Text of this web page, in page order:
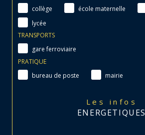
collège
école maternelle
lycée
TRANSPORTS
gare ferroviaire
PRATIQUE
bureau de poste
mairie
Les infos
ENERGETIQUES